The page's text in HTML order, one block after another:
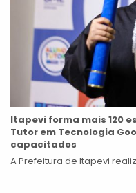
Itapevi forma mais 120
Tutor em Tecnologia
capacitados
A Prefeitura de Itapevi